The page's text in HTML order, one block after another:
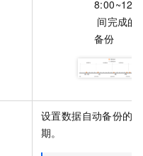
间完成的
备份
设置数据自动备份的周
期。